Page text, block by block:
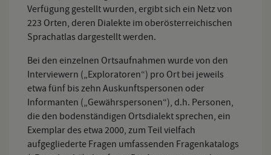
Verfügung gestellt wurden, ergibt sich ein Netz von
223 Orten, deren Dialekte im oberösterreichischen
Sprachatlas dargestellt werden.
Bei den einzelnen Ortsaufnahmen wurde von den
Interviewern („Exploratoren“) pro Ort bei jeweils
etwa fünf bis zehn Auskunftspersonen oder
Informanten („Gewährspersonen“), d.h. Personen,
die den bodenständigen Ortsdialekt sprechen, ein
Exemplar des etwa 2000, zum Teil vielfach
aufgegliederte Fragen umfassenden Fragenkatalogs